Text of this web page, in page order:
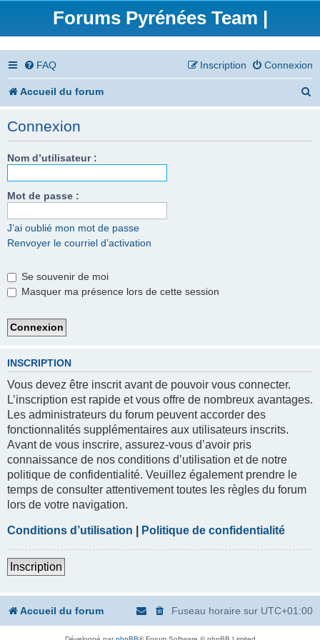
Forums Pyrénées Team |
FAQ Connexion
Inscription
Accueil du forum
Connexion
Nom d’utilisateur :
Mot de passe :
J’ai oublié mon mot de passe
Renvoyer le courriel d’activation
Se souvenir de moi
Masquer ma présence lors de cette session
INSCRIPTION
Vous devez être inscrit avant de pouvoir vous connecter.
L’inscription est rapide et vous offre de nombreux avantages.
Les administrateurs du forum peuvent accorder des
fonctionnalités supplémentaires aux utilisateurs inscrits.
Avant de vous inscrire, assurez-vous d’avoir pris
connaissance de nos conditions d’utilisation et de notre
politique de confidentialité. Veuillez également prendre le
temps de consulter attentivement toutes les règles du forum
lors de votre navigation.
Conditions d’utilisation Politique de confidentialité
Inscription
Accueil du forum Fuseau horaire sur UTC+01:00